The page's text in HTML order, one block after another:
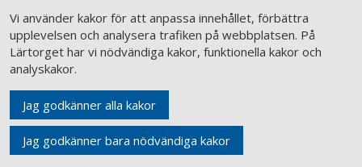
Vi använder kakor för att anpassa innehållet, förbättra
upplevelsen och analysera trafiken på webbplatsen. På
Lärtorget har vi nödvändiga kakor, funktionella kakor och
analyskakor.
Jag godkänner alla kakor
Jag godkänner bara nödvändiga kakor